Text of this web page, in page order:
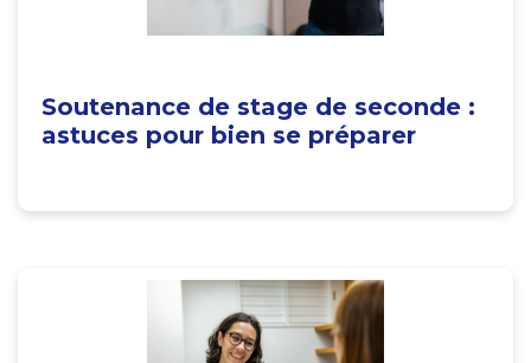
Soutenance de stage de seconde :
astuces pour bien se préparer